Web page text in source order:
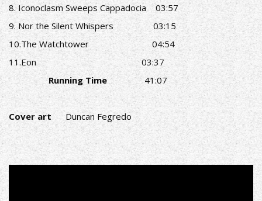
8. Iconoclasm Sweeps Cappadocia 03:57
9. Nor the Silent Whispers 03:15
10.The Watchtower 04:54
11.Eon 03:37
Running Time 41:07
Cover art Duncan Fegredo